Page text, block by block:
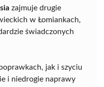
zajmuje drugie
w Łomiankach,
świadczonych
jak i szyciu
i niedrogie naprawy